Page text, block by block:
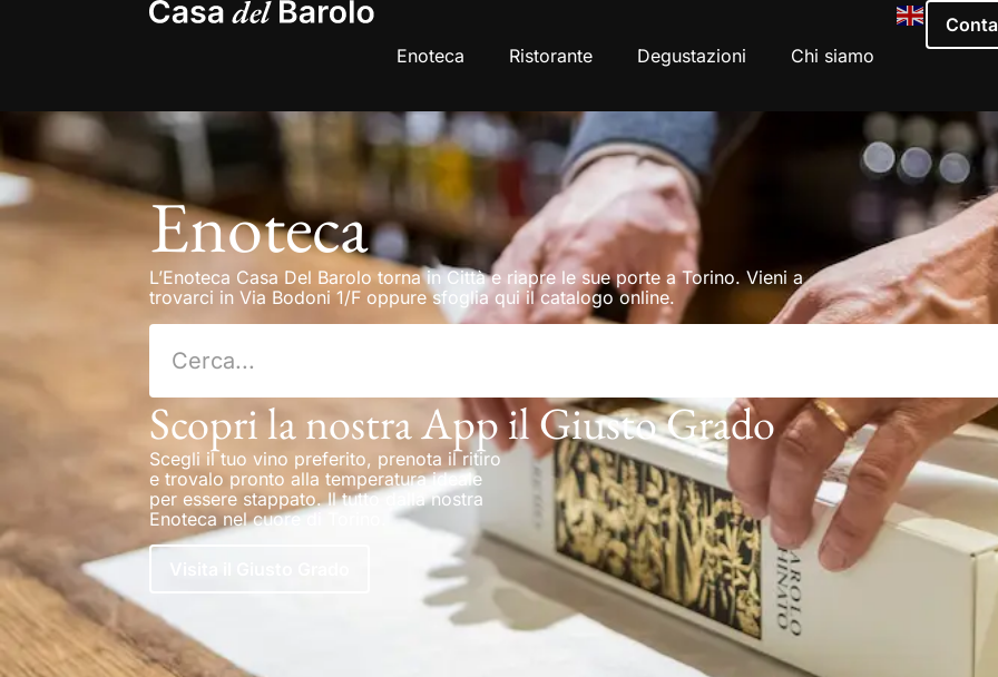
Enoteca Ristorante Degustazioni Chi siamo
Enoteca
L’Enoteca Casa Del Barolo torna in Città e riapre le sue porte a Torino. Vieni a
trovarci in Via Bodoni 1/F oppure sfoglia qui il catalogo online.
Scopri la nostra App il Giusto Grado
Scegli il tuo vino preferito, prenota il ritiro
e trovalo pronto alla temperatura ideale
per essere stappato. Il tutto dalla nostra
Enoteca nel cuore di Torino.